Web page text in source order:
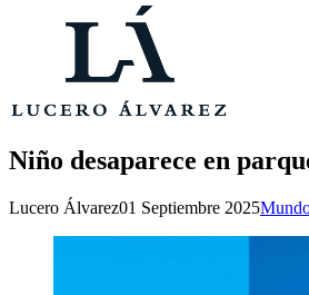
Niño desaparece en
Lucero Álvarez01 Septiembre 2025